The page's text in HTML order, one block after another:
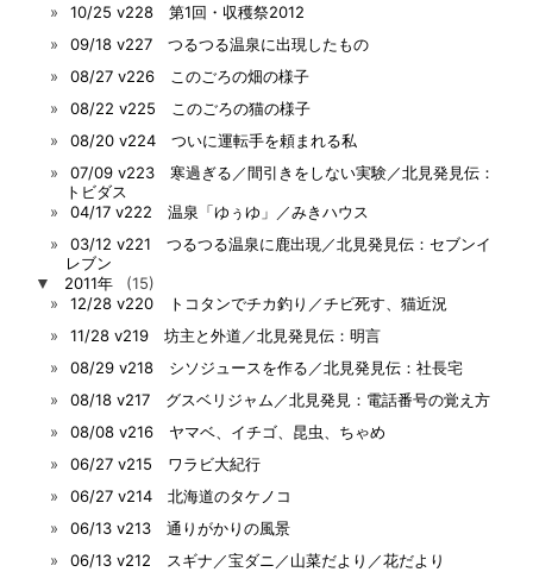
10/25 v228 第1回・収穫祭2012
09/18 v227 つるつる温泉に出現したもの
08/27 v226 このごろの畑の様子
08/22 v225 このごろの猫の様子
08/20 v224 ついに運転手を頼まれる私
07/09 v223 寒過ぎる／間引きをしない実験／北見発見伝：
トビダス
04/17 v222 温泉「ゆぅゆ」／みきハウス
03/12 v221 つるつる温泉に鹿出現／北見発見伝：セブンイ
レブン
▼
2011年
(15)
12/28 v220 トコタンでチカ釣り／チビ死す、猫近況
11/28 v219 坊主と外道／北見発見伝：明言
08/29 v218 シソジュースを作る／北見発見伝：社長宅
08/18 v217 グスベリジャム／北見発見：電話番号の覚え方
08/08 v216 ヤマベ、イチゴ、昆虫、ちゃめ
06/27 v215 ワラビ大紀行
06/27 v214 北海道のタケノコ
06/13 v213 通りがかりの風景
06/13 v212 スギナ／宝ダニ／山菜だより／花だより